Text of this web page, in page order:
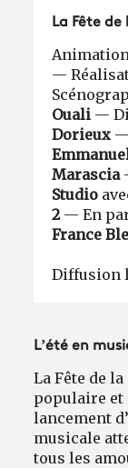
La Fête
Animation
—
Ouali —
Dorieux
Marascia
Studio
2 — En
France
Diffusion
L’été en
La Fête de
populaire et
lancement
musicale
tous les